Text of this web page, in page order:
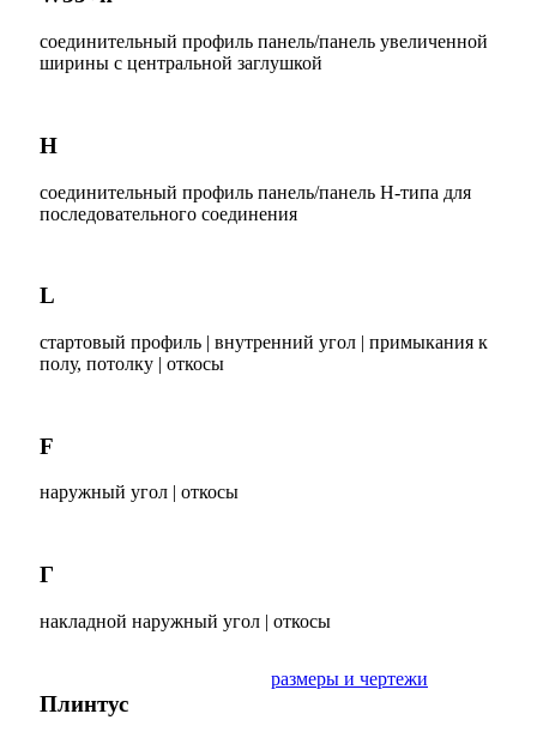
соединительный профиль панель/панель увеличенной
ширины с центральной заглушкой
H
соединительный профиль панель/панель H-типа для
последовательного соединения
L
cтартовый профиль | внутренний угол | примыкания к
полу, потолку | откосы
F
наружный угол | откосы
Г
накладной наружный угол | откосы
Плинтус
размеры и чертежи